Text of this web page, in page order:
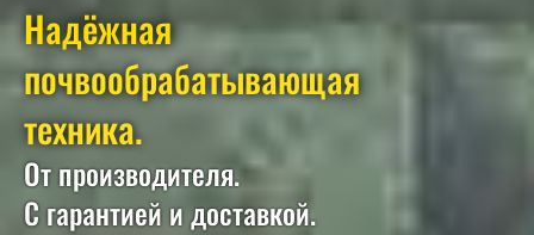
Надёжная
почвообрабатывающая
техника.
От производителя.
С гарантией и доставкой.